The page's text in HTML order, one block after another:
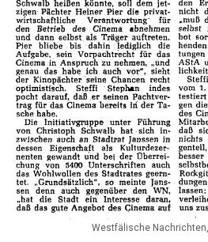
Westfälische